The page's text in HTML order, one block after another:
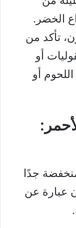
الخضر.
تأكد من
أو
أو
جدًا
عبارة عن